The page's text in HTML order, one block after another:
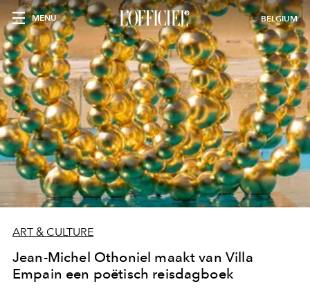
MENU BELGIUM
ART & CULTURE
Jean-Michel Othoniel maakt van Villa
Empain een poëtisch reisdagboek